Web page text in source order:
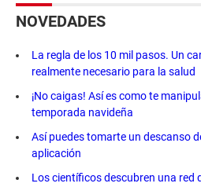
NOVEDADES
La regla de los 10 mil pasos. Un
realmente necesario para la salud
¡No caigas! Así es como te
temporada navideña
Así puedes tomarte un descanso
aplicación
Los científicos descubren una red